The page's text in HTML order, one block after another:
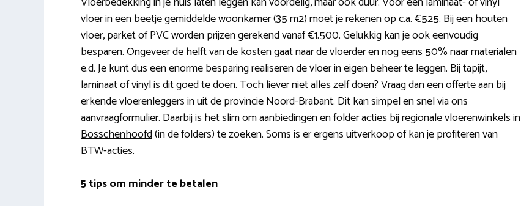
vloer in een beetje gemiddelde woonkamer (35 m2) moet je rekenen op c.a. €525. Bij een houten
vloer, parket of PVC worden prijzen gerekend vanaf €1.500. Gelukkig kan je ook eenvoudig
besparen. Ongeveer de helft van de kosten gaat naar de vloerder en nog eens 50% naar materialen
e.d. Je kunt dus een enorme besparing realiseren de vloer in eigen beheer te leggen. Bij tapijt,
laminaat of vinyl is dit goed te doen. Toch liever niet alles zelf doen? Vraag dan een offerte aan bij
erkende vloerenleggers in uit de provincie Noord-Brabant. Dit kan simpel en snel via ons
aanvraagformulier. Daarbij is het slim om aanbiedingen en folder acties bij regionalevloerenwinkels in
Bosschenhoofd(in de folders) te zoeken. Soms is er ergens uitverkoop of kan je profiteren van
BTW-acties.
5 tips om minder te betalen